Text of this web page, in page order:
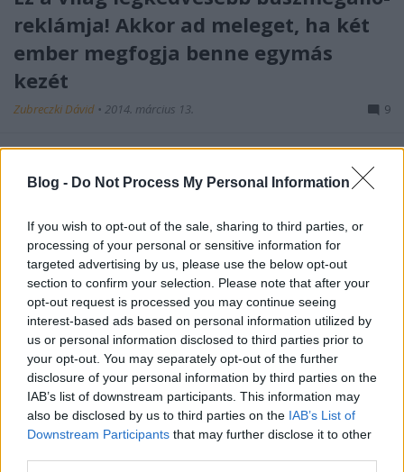
Blog - Do Not Process My Personal Information
If you wish to opt-out of the sale, sharing to third parties, or
processing of your personal or sensitive information for
targeted advertising by us, please use the below opt-out
section to confirm your selection. Please note that after your
opt-out request is processed you may continue seeing
interest-based ads based on personal information utilized by
us or personal information disclosed to third parties prior to
your opt-out. You may separately opt-out of the further
disclosure of your personal information by third parties on the
IAB’s list of downstream participants. This information may
also be disclosed by us to third parties on the IAB’s List of
Downstream Participants that may further disclose it to other
reklámja! Akkor ad meleget, ha két
ember megfogja benne egymás
kezét
Zubreczki Dávid • 2014. március 13. 9